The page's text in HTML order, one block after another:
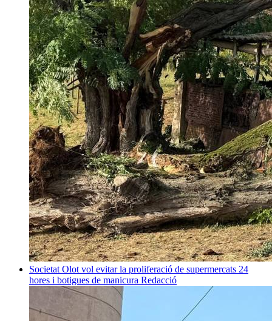
Societat Olot vol evitar la proliferació de supermercats 24
hores i botigues de manicura Redacció